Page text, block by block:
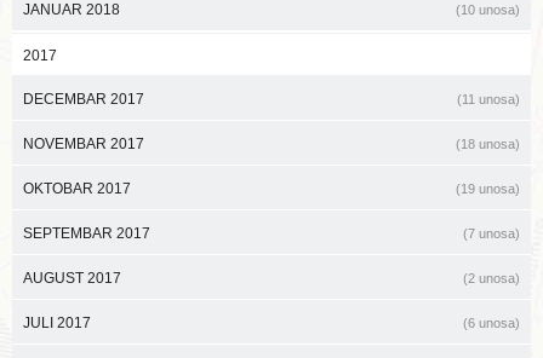
JANUAR 2018 (10 unosa)
2017
DECEMBAR 2017 (11 unosa)
NOVEMBAR 2017 (18 unosa)
OKTOBAR 2017 (19 unosa)
SEPTEMBAR 2017 (7 unosa)
AUGUST 2017 (2 unosa)
JULI 2017 (6 unosa)